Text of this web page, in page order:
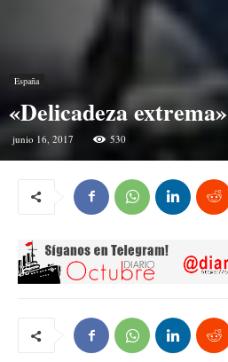
España
«Delicadeza extrema»
junio 16, 2017 530